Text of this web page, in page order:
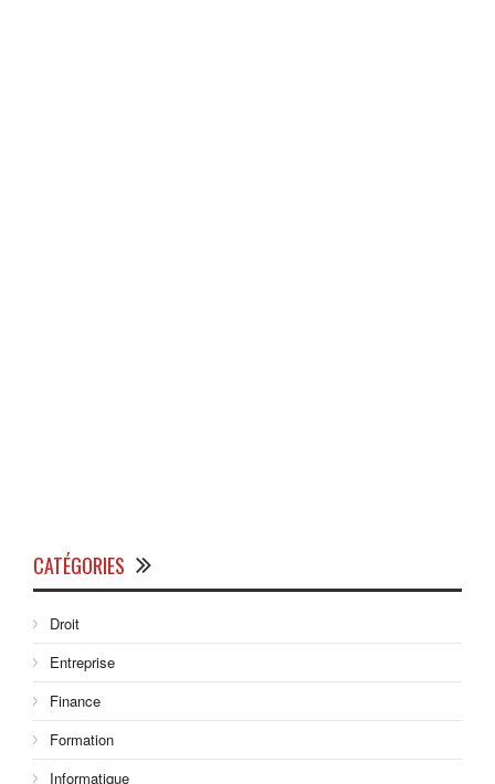
CATÉGORIES
Droit
Entreprise
Finance
Formation
Informatique